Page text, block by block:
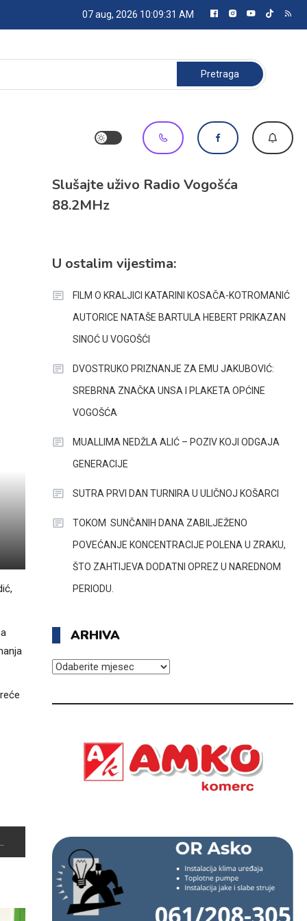
07 aug, 2026 10:09:32 AM
Pretraga:
Slušajte uživo Radio Vogošća
88.2MHz
U ostalim vijestima:
FILM O KRALJICI KATARINI KOSAČA-KOTROMANIĆ
AUTORICE NATAŠE BARTULA HEBERT PRIKAZAN
SINOĆ U VOGOŠĆI
DVOSTRUKO PRIZNANJE ZA EMU JAKUBOVIĆ:
SREBRNA ZNAČKA UNSA I PLAKETA OPĆINE
VOGOŠĆA
MUALLIMA NEDŽLA ALIĆ – POZIV KOJI ODGAJA
GENERACIJE
SUTRA PRVI DAN TURNIRA U ULIČNOJ KOŠARCI
TOKOM SUNČANIH DANA ZABILJEŽENO
POVEĆANJE KONCENTRACIJE POLENA U ZRAKU,
ŠTO ZAHTIJEVA DODATNI OPREZ U NAREDNOM
PERIODU.
ARHIVA
ARHIVA